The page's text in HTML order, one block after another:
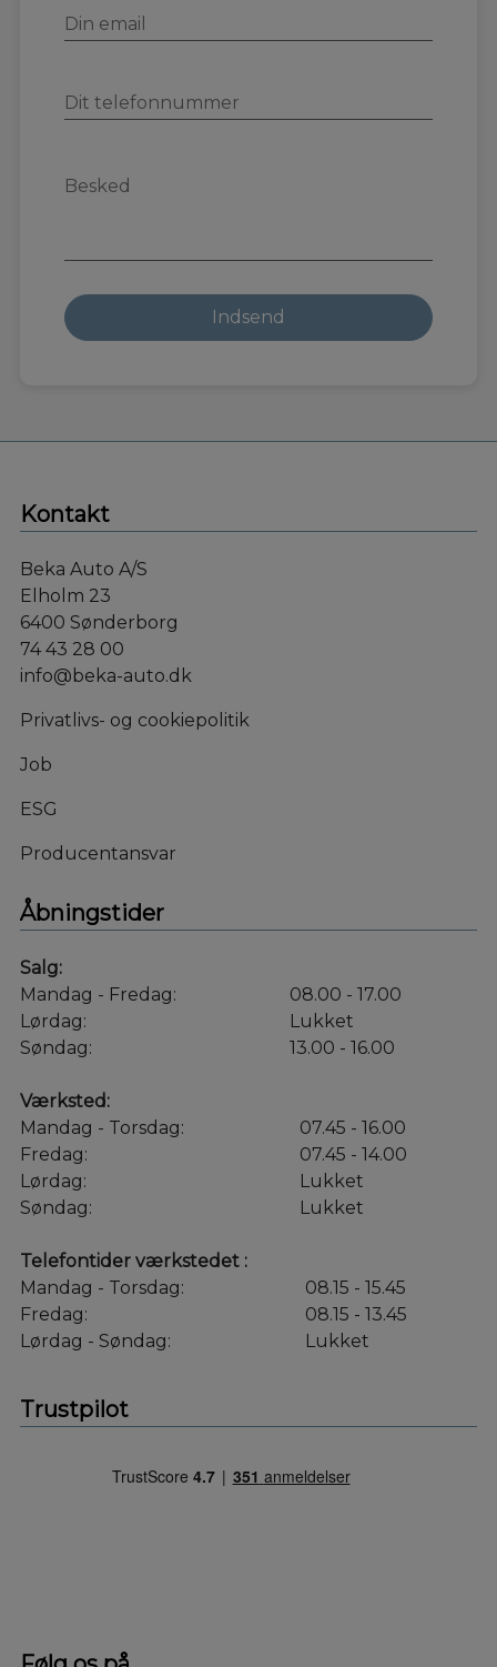
Kontakt
Beka Auto A/S
Elholm 23
6400 Sønderborg
74 43 28 00
info@beka-auto.dk
Privatlivs- og cookiepolitik
Job
ESG
Producentansvar
Åbningstider
Salg:
Mandag - Fredag:
08.00 - 17.00
Lørdag:
Lukket
Søndag:
13.00 - 16.00
Værksted:
Mandag - Torsdag:
07.45 - 16.00
Fredag:
07.45 - 14.00
Lørdag:
Lukket
Søndag:
Lukket
Telefontider værkstedet :
Mandag - Torsdag:
08.15 - 15.45
Fredag:
08.15 - 13.45
Lørdag - Søndag:
Lukket
Trustpilot